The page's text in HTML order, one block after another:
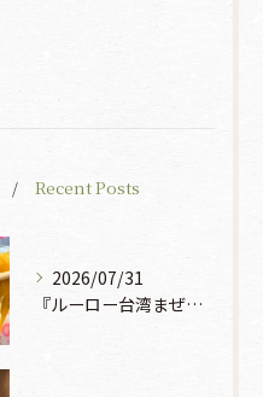
Recent Posts
2026/07/31
『ルーロー台湾まぜそば』930円🍜🫧